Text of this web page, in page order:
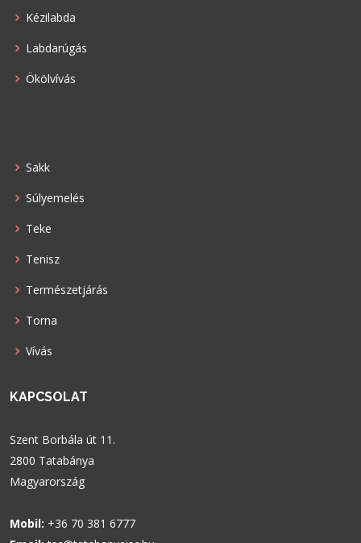
Kézilabda
Labdarúgás
Ökölvívás
Sakk
Súlyemelés
Teke
Tenisz
Természetjárás
Torna
Vívás
KAPCSOLAT
Szent Borbála út 11.
2800 Tatabánya
Magyarország
Mobil: +36 70 381 6777